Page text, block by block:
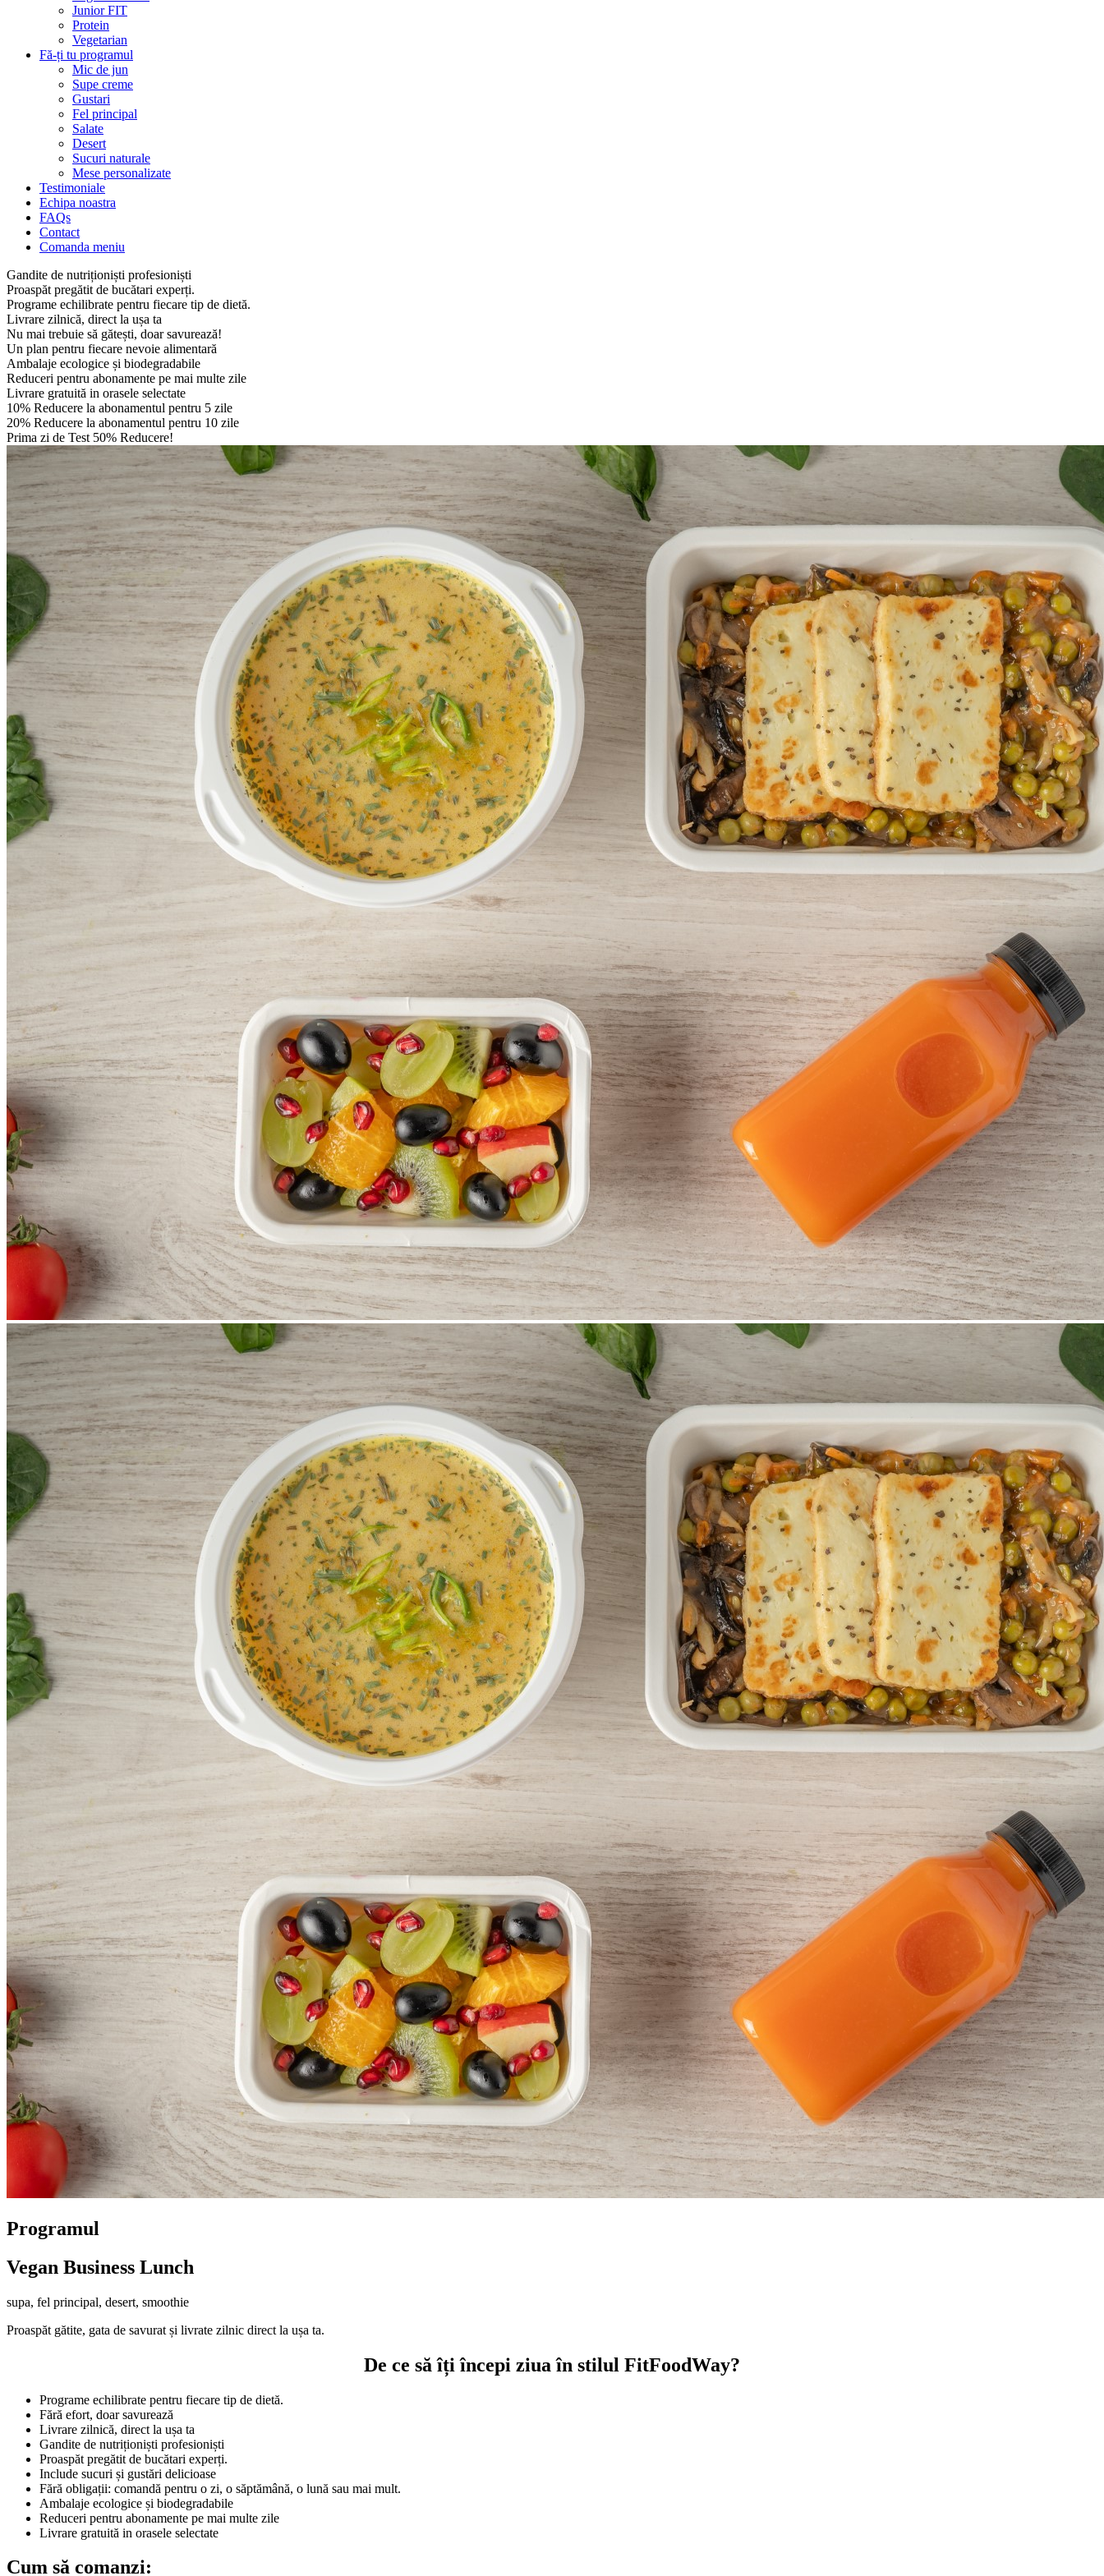
Junior FIT
Protein
Vegetarian
Fă-ți tu programul
Mic de jun
Supe creme
Gustari
Fel principal
Salate
Desert
Sucuri naturale
Mese personalizate
Testimoniale
Echipa noastra
FAQs
Contact
Comanda meniu
Gandite de nutriționiști profesioniști
Proaspăt pregătit de bucătari experți.
Programe echilibrate pentru fiecare tip de dietă.
Livrare zilnică, direct la ușa ta
Nu mai trebuie să gătești, doar savurează!
Un plan pentru fiecare nevoie alimentară
Ambalaje ecologice și biodegradabile
Reduceri pentru abonamente pe mai multe zile
Livrare gratuită in orasele selectate
10% Reducere la abonamentul pentru 5 zile
20% Reducere la abonamentul pentru 10 zile
Prima zi de Test 50% Reducere!
Programul
Vegan Business Lunch
supa, fel principal, desert, smoothie
Proaspăt gătite, gata de savurat și livrate zilnic direct la ușa ta.
De ce să îți începi ziua în stilul FitFoodWay?
Programe echilibrate pentru fiecare tip de dietă.
Fără efort, doar savurează
Livrare zilnică, direct la ușa ta
Gandite de nutriționiști profesioniști
Proaspăt pregătit de bucătari experți.
Include sucuri și gustări delicioase
Fără obligații: comandă pentru o zi, o săptămână, o lună sau mai mult.
Ambalaje ecologice și biodegradabile
Reduceri pentru abonamente pe mai multe zile
Livrare gratuită in orasele selectate
Cum să comanzi: